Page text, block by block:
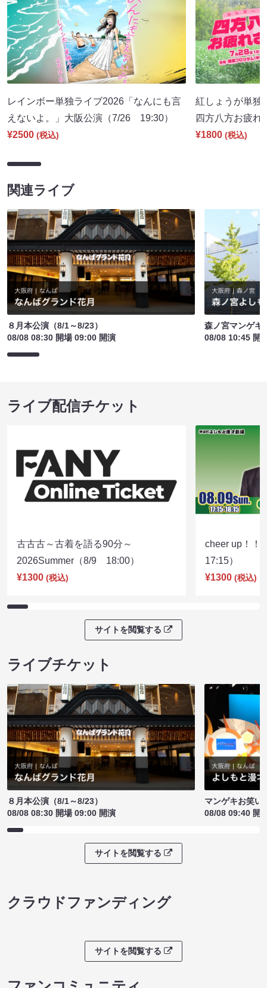
レインボー単独ライブ2026「なんにも言
えないよ。」大阪公演（7/26 19:30）
¥2500 (税込)
紅しょうが単独
四方八方お疲
¥1800 (税込)
関連ライブ
８月本公演（8/1～8/23）
08/08 08:30 開場 09:00 開演
森ノ宮マンゲキ
08/08 10:45 開
ライブ配信チケット
古古古～古着を語る90分～
2026Summer（8/9 18:00）
¥1300 (税込)
cheer up！
17:15）
¥1300 (税込)
サイトを閲覧する
ライブチケット
８月本公演（8/1～8/23）
08/08 08:30 開場 09:00 開演
マンゲキお笑い
08/08 09:40 開
サイトを閲覧する
クラウドファンディング
サイトを閲覧する